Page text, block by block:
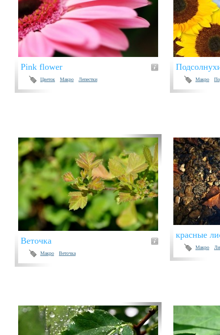
Pink flower
Цветок Макро Лепестки Макро
Веточка
Макро Веточка
красные
Макро